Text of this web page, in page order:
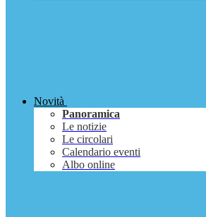
Novità
Panoramica
Le notizie
Le circolari
Calendario eventi
Albo online